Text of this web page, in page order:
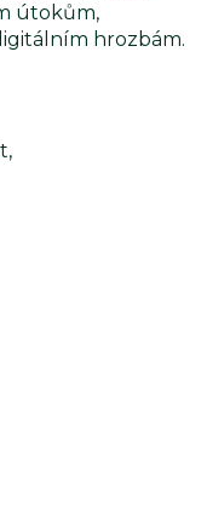
útokům,
hrozbám.